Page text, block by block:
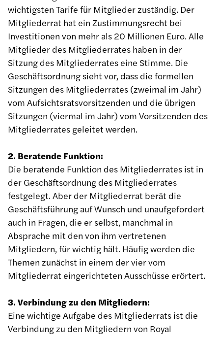
wichtigsten Tarife für Mitglieder zuständig. Der
Mitgliederrat hat ein Zustimmungsrecht bei
Investitionen von mehr als 20 Millionen Euro. Alle
Mitglieder des Mitgliederrates haben in der
Sitzung des Mitgliederrates eine Stimme. Die
Geschäftsordnung sieht vor, dass die formellen
Sitzungen des Mitgliederrates (zweimal im Jahr)
vom Aufsichtsratsvorsitzenden und die übrigen
Sitzungen (viermal im Jahr) vom Vorsitzenden des
Mitgliederrates geleitet werden.
2. Beratende Funktion:
Die beratende Funktion des Mitgliederrates ist in
der Geschäftsordnung des Mitgliederrates
festgelegt. Aber der Mitgliederrat berät die
Geschäftsführung auf Wunsch und unaufgefordert
auch in Fragen, die er selbst, manchmal in
Absprache mit den von ihm vertretenen
Mitgliedern, für wichtig hält. Häufig werden die
Themen zunächst in einem der vier vom
Mitgliederrat eingerichteten Ausschüsse erörtert.
3. Verbindung zu den Mitgliedern:
Eine wichtige Aufgabe des Mitgliederrats ist die
Verbindung zu den Mitgliedern von Royal